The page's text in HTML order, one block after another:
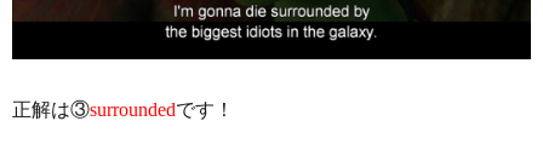
正解は③surroundedです！